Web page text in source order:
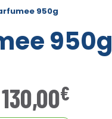
950g
950g
130,00€